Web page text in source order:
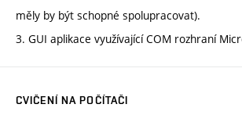
měly by být schopné spolupracovat).
3. GUI aplikace využívající COM rozhraní
CVIČENÍ NA POČÍTAČI